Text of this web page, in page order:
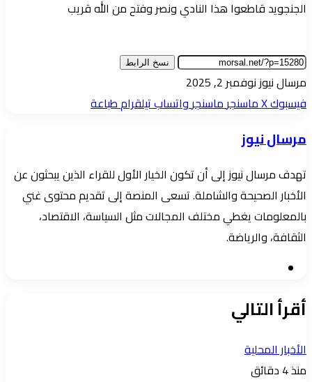
الجنجويد قاطعوا هذا النادي ونصر وفتح من الله قريب
نسخ الرابط
مرسال نيوزأرسل
بريدا
نوفمبر 2, 2025
فيسبوك‫Xماسنجرماسنجرواتسابتيلقرامطباعة
مرسال نيوز
تهدف مرسال نيوز إلى أن تكون الخيار الأول للقراء الذين يبحثون عن
الأخبار الصحيحة والشاملة. تسعى المنصة إلى تقديم محتوى غني
بالمعلومات يغطي مختلف المجالات مثل السياسة، الاقتصاد،
الثقافة، والرياضة.
أقرأ التالي
الأخبار المحلية
منذ 4 دقائق